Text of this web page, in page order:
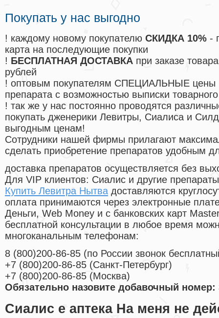
Покупать у нас выгодно
! каждому новому покупателю СКИДКА 10% -
карта на последующие покупки
! БЕСПЛАТНАЯ ДОСТАВКА при заказе
рублей
! оптовым покупателям СПЕЦИАЛЬНЫЕ цены
препарата с возможностью выписки
! так же у нас постоянно проводятся
покупать дженерики Левитры, Сиалиса и
выгодным ценам!
Cотрудники нашей фирмы прилагают
сделать приобретение препаратов удобным
доставка препаратов осуществляется без
Для VIP клиентов: Сиалис и другие
Купить Левитра Нытва доставляются
оплата принимаются через электронные
Деньги, Web Money и с банковских карт
бесплатной консультации в любое время
многоканальным телефонам:
8 (800)200-86-85 (по России звонок
+7 (800)200-86-85 (Санкт-Петербург)
+7 (800)200-86-85 (Москва)
Обязательно назовите добавочный номер:
Сиалис е аптека На меня не